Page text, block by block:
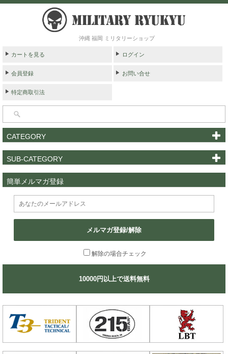
沖縄 福岡 ミリタリーショップ
カートを見る ログイン
会員登録 お問い合せ
特定商取引法
CATEGORY
SUB-CATEGORY
簡単メルマガ登録
メルマガ登録/解除
解除の場合チェック
10000円以上で送料無料